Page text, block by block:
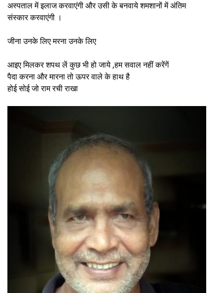
अस्पताल में इलाज करवाएंगी और उसी के बनवाये शमशानों में अंतिम
संस्कार करवाएंगी ।
जीना उनके लिए मरना उनके लिए
आइए मिलकर शपथ लें कुछ भी हो जाये ,हम सवाल नहीं करेंगें
पैदा करना और मारना तो ऊपर वाले के हाथ है
होई सोई जो राम रची राखा